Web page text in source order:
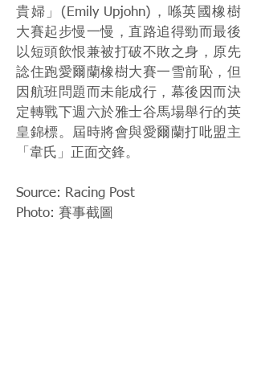
貴婦」(Emily Upjohn)，喺英國橡樹
大賽起步慢一慢，直路追得勁而最後
以短頭飲恨兼被打破不敗之身，原先
諗住跑愛爾蘭橡樹大賽一雪前恥，但
因航班問題而未能成行，幕後因而決
定轉戰下週六於雅士谷馬場舉行的英
皇錦標。屆時將會與愛爾蘭打吡盟主
「韋氏」正面交鋒。
Source: Racing Post
Photo: 賽事截圖